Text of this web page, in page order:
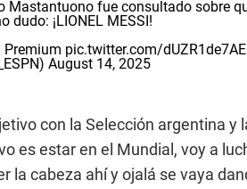
Mastantuono fue consultado sobre
dudo: ¡LIONEL MESSI!
pic.twitter.com/dUZR1de7AE
August 14, 2025
con la Selección argentina y
es estar en el Mundial, voy a
la cabeza ahí y ojalá se vaya